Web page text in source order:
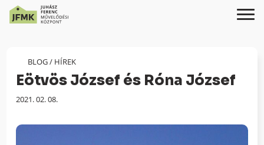
Content
navigációhoz
BLOG/ HÍREK
Eötvös József és Róna József
Megjelenés
2021. 02. 08.